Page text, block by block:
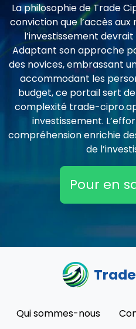
La philosophie de Trade
conviction que l’accès
l’investissement
Adaptant son approche
des novices, embrassant
accommodant les
budget, ce portail sert
complexité trade-
investissement.
compréhension enrichie
de
Pour en
Qui sommes-nous